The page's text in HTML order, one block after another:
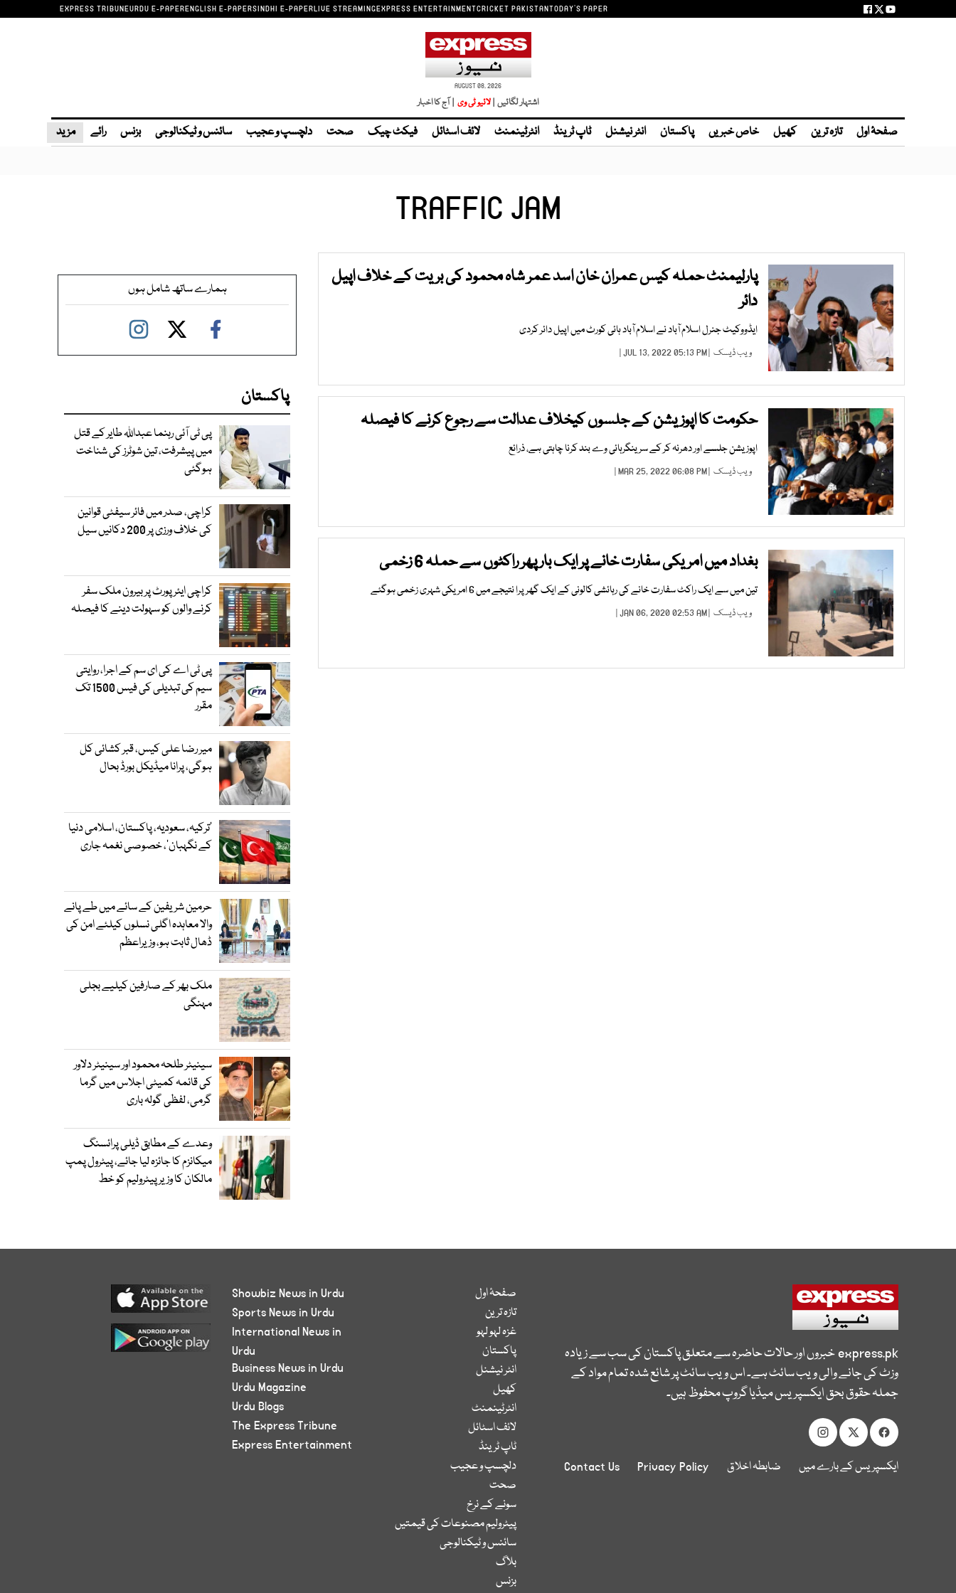
EXPRESS TRIBUNEURDU E-PAPERENGLISH E-PAPERSINDHI E-PAPERLIVE STREAMINGEXPRESS ENTERTAINMENTCRICKET PAKISTANTODAY'S PAPER
AUGUST 08, 2026
اشتہار لگائیں | | آج کا اخبار
صفحۂ اول تازہ ترین کھیل خاص خبریں پاکستان انٹر نیشنل ٹاپ ٹرینڈ انٹرٹینمنٹ لائف اسٹائل فیکٹ چیک صحت دلچسپ و عجیب سائنس و ٹیکنالوجی بزنس رائے مزید
TRAFFIC JAM
پارلیمنٹ حملہ کیس عمران خان اسد عمر شاہ محمود کی بریت کے خلاف اپیل
دائر
ایڈووکیٹ جنرل اسلام آباد نے اسلام آباد ہائی کورٹ میں اپیل دائر کردی
ویب ڈیسک | JUL 13, 2022 05:13 PM |
حکومت کا اپوزیشن کے جلسوں کیخلاف عدالت سے رجوع کرنے کا فیصلہ
اپوزیشن جلسے اور دھرنہ کر کے سرینگرہائی وے بند کرنا چاہتی ہے، ذرائع
ویب ڈیسک | MAR 25, 2022 06:08 PM |
بغداد میں امریکی سفارت خانے پر ایک بار پھر راکٹوں سے حملہ 6 زخمی
تین میں سے ایک راکٹ سفارت خانے کی رہائشی کالونی کے ایک گھر پرا نتیجے میں 6 امریکی شہری زخمی ہوگئے
ویب ڈیسک | JAN 06, 2020 02:53 AM |
ہمارے ساتھ شامل ہوں
پاکستان
پی ٹی آئی رہنما عبداللہ طایر کے قتل
میں پیشرفت، تین شوٹرز کی شناخت
ہوگئی
کراچی، صدر میں فائر سیفٹی قوانین
کی خلاف ورزی پر 200 دکانیں سیل
کراچی ایئرپورٹ پر بیرون ملک سفر
کرنے والوں کو سہولت دینے کا فیصلہ
پی ٹی اے کی ای سم کے اجرا، روایتی
سیم کی تبدیلی کی فیس 1500 تک
مقرر
میر رضا علی کیس، قبر کشائی کل
ہوگی، پرانا میڈیکل بورڈ بحال
‘ترکیہ، سعودیہ، پاکستان، اسلامی دنیا
کے نگہبان’، خصوصی نغمہ جاری
حرمین شریفین کے سائے میں طے پانے
والا معاہدہ اگلی نسلوں کیلئے امن کی
ڈھال ثابت ہو، وزیراعظم
ملک بھر کے صارفین کیلیے بجلی
مہنگی
سینیٹر طلحہ محمود اور سینیٹر دلاور
کی قائمہ کمیٹی اجلاس میں گرما
گرمی، لفظی گولہ باری
وعدے کے مطابق ڈیلی پرائسنگ
میکانزم کا جائزہ لیا جائے، پیٹرول پمپ
مالکان کا وزیرپیٹرولیم کو خط
express.pkخبروں اور حالات حاضرہ سے متعلق پاکستان کی سب سے زیادہ
وزٹ کی جانے والی ویب سائٹ ہے۔ اس ویب سائٹ پر شائع شدہ تمام مواد کے
جملہ حقوق بحق ایکسپریس میڈیا گروپ محفوظ ہیں۔
ایکسپریس کے بارے میں ضابطہ اخلاق Privacy Policy
Contact Us
صفحۂ اول
تازہ ترین
غزہ لہو لہو
پاکستان
انٹر نیشنل
کھیل
انٹرٹینمنٹ
لائف اسٹائل
ٹاپ ٹرینڈ
دلچسپ و عجیب
صحت
سونے کے نرخ
پیٹرولیم مصنوعات کی قیمتیں
سائنس و ٹیکنالوجی
بلاگ
بزنس
Showbiz News in Urdu
Sports News in Urdu
International News in
Urdu
Business News in Urdu
Urdu Magazine
Urdu Blogs
The Express Tribune
Express Entertainment